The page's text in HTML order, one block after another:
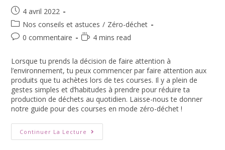
4 avril 2022
Nos conseils et astuces / Zéro-déchet
0 commentaire
4 mins read
Lorsque tu prends la décision de faire attention à
l’environnement, tu peux commencer par faire attention aux
produits que tu achètes lors de tes courses. Il y a plein de
gestes simples et d’habitudes à prendre pour réduire ta
production de déchets au quotidien. Laisse-nous te donner
notre guide pour des courses en mode zéro-déchet !
Continuer La Lecture